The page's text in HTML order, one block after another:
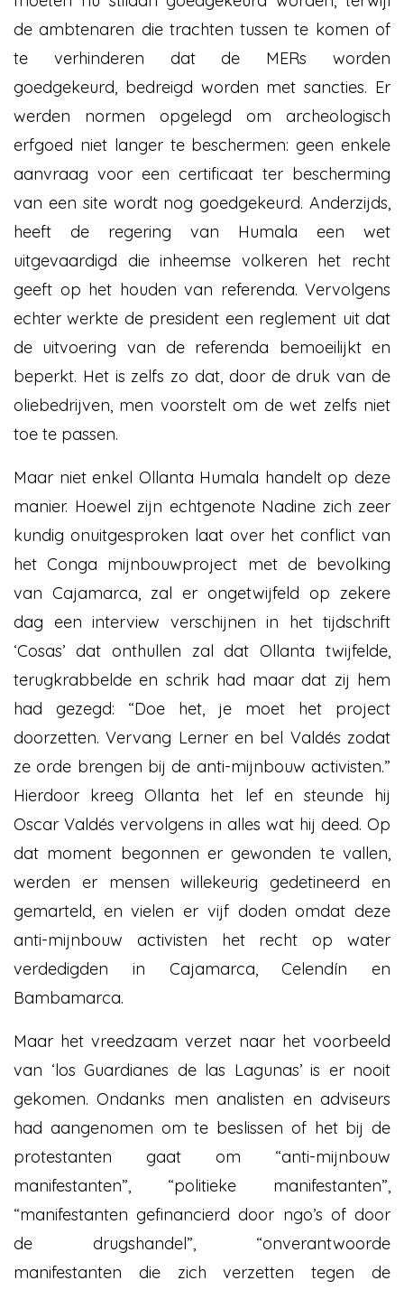
de ambtenaren die trachten tussen te komen of
te verhinderen dat de MERs worden
goedgekeurd, bedreigd worden met sancties. Er
werden normen opgelegd om archeologisch
erfgoed niet langer te beschermen: geen enkele
aanvraag voor een certificaat ter bescherming
van een site wordt nog goedgekeurd. Anderzijds,
heeft de regering van Humala een wet
uitgevaardigd die inheemse volkeren het recht
geeft op het houden van referenda. Vervolgens
echter werkte de president een reglement uit dat
de uitvoering van de referenda bemoeilijkt en
beperkt. Het is zelfs zo dat, door de druk van de
oliebedrijven, men voorstelt om de wet zelfs niet
toe te passen.
Maar niet enkel Ollanta Humala handelt op deze
manier. Hoewel zijn echtgenote Nadine zich zeer
kundig onuitgesproken laat over het conflict van
het Conga mijnbouwproject met de bevolking
van Cajamarca, zal er ongetwijfeld op zekere
dag een interview verschijnen in het tijdschrift
‘Cosas’ dat onthullen zal dat Ollanta twijfelde,
terugkrabbelde en schrik had maar dat zij hem
had gezegd: “Doe het, je moet het project
doorzetten. Vervang Lerner en bel Valdés zodat
ze orde brengen bij de anti-mijnbouw activisten.”
Hierdoor kreeg Ollanta het lef en steunde hij
Oscar Valdés vervolgens in alles wat hij deed. Op
dat moment begonnen er gewonden te vallen,
werden er mensen willekeurig gedetineerd en
gemarteld, en vielen er vijf doden omdat deze
anti-mijnbouw activisten het recht op water
verdedigden in Cajamarca, Celendín en
Bambamarca.
Maar het vreedzaam verzet naar het voorbeeld
van ‘los Guardianes de las Lagunas’ is er nooit
gekomen. Ondanks men analisten en adviseurs
had aangenomen om te beslissen of het bij de
protestanten gaat om “anti-mijnbouw
manifestanten”, “politieke manifestanten”,
“manifestanten gefinancierd door ngo’s of door
de drugshandel”, “onverantwoorde
manifestanten die zich verzetten tegen de